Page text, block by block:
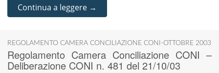
Continua a leggere →
REGOLAMENTO CAMERA CONCILIAZIONE CONI-OTTOBRE 2003
Regolamento Camera Conciliazione CONI –
Deliberazione CONI n. 481 del 21/10/03